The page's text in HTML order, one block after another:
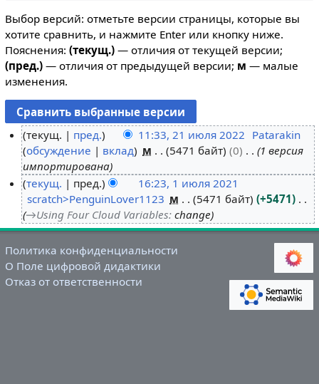
Выбор версий: отметьте версии страницы, которые вы
хотите сравнить, и нажмите Enter или кнопку ниже.
Пояснения: (текущ.)— отличия от текущей версии;
(пред.)— отличия от предыдущей версии; м — малые
изменения.
и
я
2
0
2
текущ. пред. 11:33, 21 июля 2022 Patarakin
обсуждение
вклад м 5471 байт 0
1 версия
импортирована
ю
л
я
2
текущ. пред.
16:23, 1 июля 2021
scratch>PenguinLover1123 м 5471 байт
+5471
→Using Four Cloud Variables:change
Политика конфиденциальности
О Поле цифровой дидактики
Отказ от ответственности